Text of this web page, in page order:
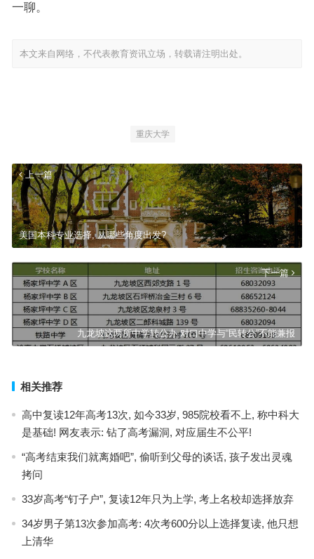
一聊。
本文来自网络，不代表教育资讯立场，转载请注明出处。
重庆大学
上一篇
美国本科专业选择, 从哪些角度出发?
下一篇
九龙坡这两所中学转公办 对口中学与“民转公”不能兼报
相关推荐
‎高中复读12年高考13次, 如今33岁, 985院校看不上, 称中科大
是基础! 网友表示: 钻了高考漏洞, 对应届生不公平!
“高考结束我们就离婚吧”, 偷听到父母的谈话, 孩子发出灵魂
拷问
33岁高考“钉子户”, 复读12年只为上学, 考上名校却选择放弃
34岁男子第13次参加高考: 4次考600分以上选择复读, 他只想
上清华